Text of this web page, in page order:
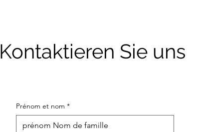
Kontaktieren Sie uns
Prénom et nom *